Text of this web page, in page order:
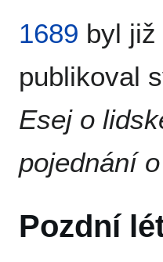
1689 byl
publikoval
Esej o
pojednání
Pozdní